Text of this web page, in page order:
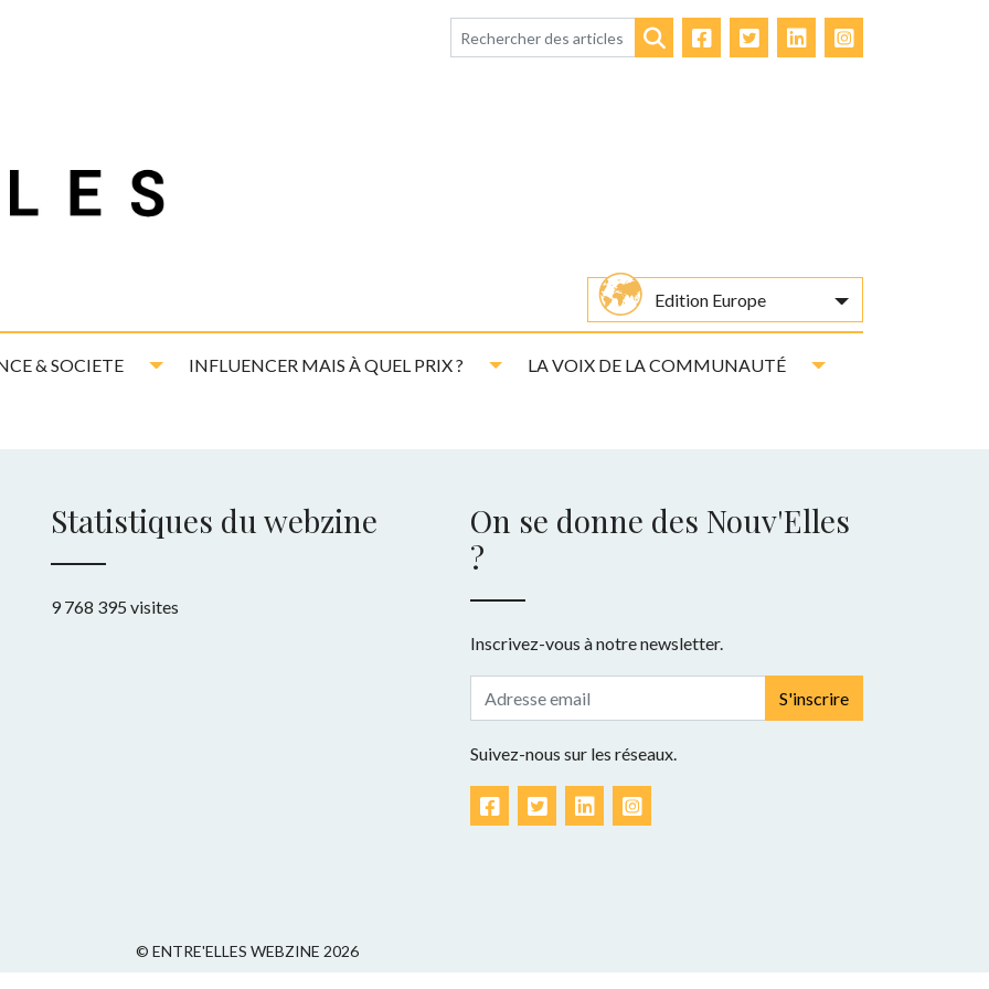
& SOCIETE Toggle Dropdown
INFLUENCER MAIS À QUEL PRIX ? Toggle Dropdown
LA VOIX DE LA COMMUNAUTÉ Toggle Dropdown
FacebookTwitterLinkedIn
Edition Europe
Statistiques du webzine
9 768 395 visites
On se donne des Nouv'Elles
?
Inscrivez-vous à notre newsletter.
S'inscrire
Suivez-nous sur les réseaux.
FacebookTwitterLinkedIn
© ENTRE'ELLES WEBZINE 2026